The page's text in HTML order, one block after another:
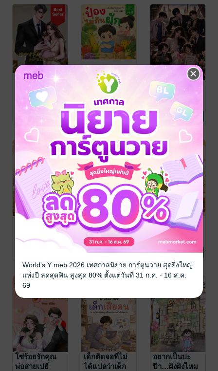
หวงรักเมียไร้
ทะเบียน
บีน่า (เวอร์บีน่า)/
ป๋องไม่กินผัก:
แล้วป๋องจะรู้ได้
ยังไง ว่าผัก
อร่อย?
Book life: สายรุ้ง
Nova BookLife
Thailand
หนังสือเด็กปฐมวัย /
นิทานภาพ
No Rating
แฝดตัวร้าย
ออดิชันแด๊ดดี้
ให้หม่ามี้ตัวมัม!
มนต์วธู
นิยายโรมานซ์
เด็กเรียนดี ที่ไม่
ได้แปลว่าไม่
ต้องการความ
น้าข้างบ้าน/ Wilder
หม่ามี๊ยอมให้ปะ
ป๊าจีบหน่อยนะ
(omegaverse)
สามล้านปีแสง
นิยายวาย Boy
No Rating
เด็กพูดเก่ง ถาม
เก่ง ที่ไม่ได้แปล
ว่าน่ารำคาญ
น้าข้างบ้าน/ Wilder
No Rating
โซ่ร้อยรักคุณ
พ่อสายเปย์
เด็กติดจอที่ไม่
ได้แปลว่าเด็ก
อยากเป็นปะ
ป๊า…ผิงผิงไหม
World's Y meb 2026 เทศกาลนิยาย การ์ตูนวาย สุดยิ่งใหญ่
แห่งปี ลดสุดฟิน สูงสุด 80% ตั้งแต่วันที่ 31 ก.ค. - 16 ส.ค.
69